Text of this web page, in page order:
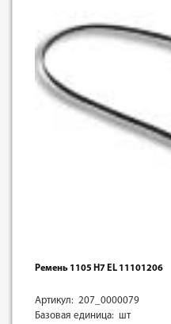
Ремень 1105 H7 EL 11101206
Артикул: 207_0000079
Базовая единица: шт